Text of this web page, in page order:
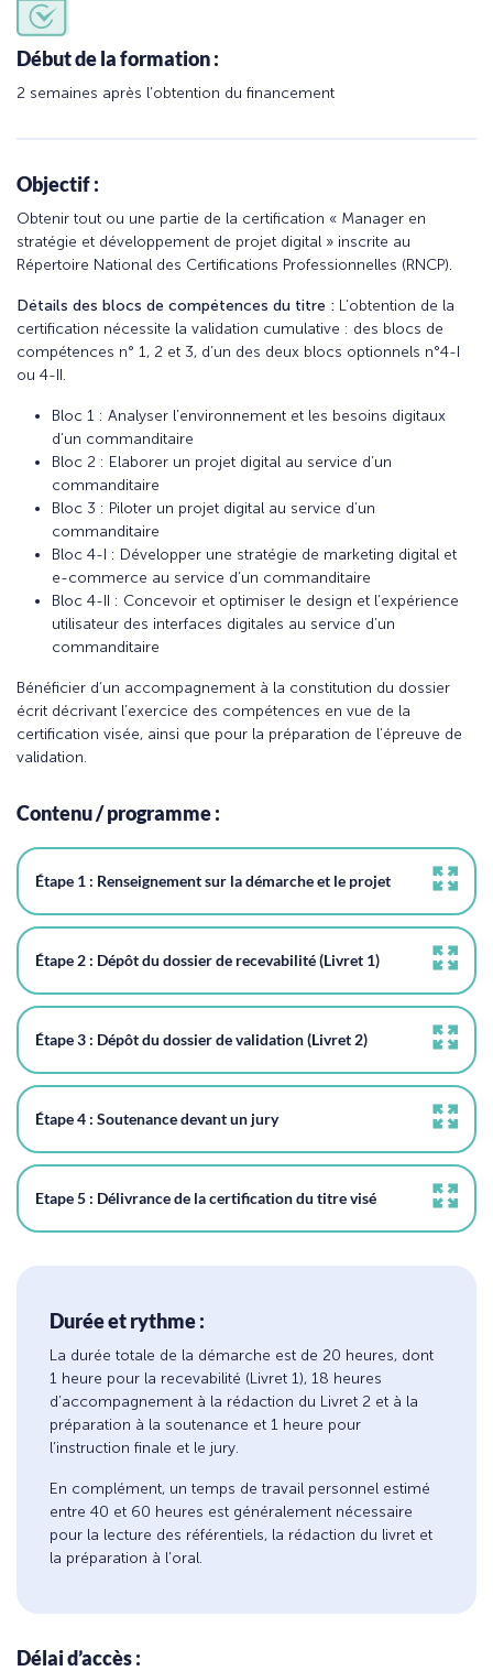
Début de la formation :
2 semaines après l’obtention du financement
Objectif :
Obtenir tout ou une partie de la certification « Manager en
stratégie et développement de projet digital » inscrite au
Répertoire National des Certifications Professionnelles (RNCP).
Détails des blocs de compétences du titre : L’obtention de la
certification nécessite la validation cumulative : des blocs de
compétences n° 1, 2 et 3, d’un des deux blocs optionnels n°4-I
ou 4-II.
Bloc 1 : Analyser l’environnement et les besoins digitaux
d’un commanditaire
Bloc 2 : Elaborer un projet digital au service d’un
commanditaire
Bloc 3 : Piloter un projet digital au service d’un
commanditaire
Bloc 4-I : Développer une stratégie de marketing digital et
e-commerce au service d’un commanditaire
Bloc 4-II : Concevoir et optimiser le design et l’expérience
utilisateur des interfaces digitales au service d’un
commanditaire
Bénéficier d’un accompagnement à la constitution du dossier
écrit décrivant l’exercice des compétences en vue de la
certification visée, ainsi que pour la préparation de l’épreuve de
validation.
Contenu / programme :
Étape 1 : Renseignement sur la démarche et le projet
Étape 2 : Dépôt du dossier de recevabilité (Livret 1)
Étape 3 : Dépôt du dossier de validation (Livret 2)
Étape 4 : Soutenance devant un jury
Etape 5 : Délivrance de la certification du titre visé
Durée et rythme :
La durée totale de la démarche est de 20 heures, dont
1 heure pour la recevabilité (Livret 1), 18 heures
d’accompagnement à la rédaction du Livret 2 et à la
préparation à la soutenance et 1 heure pour
l’instruction finale et le jury.
En complément, un temps de travail personnel estimé
entre 40 et 60 heures est généralement nécessaire
pour la lecture des référentiels, la rédaction du livret et
la préparation à l’oral.
Délai d’accès :